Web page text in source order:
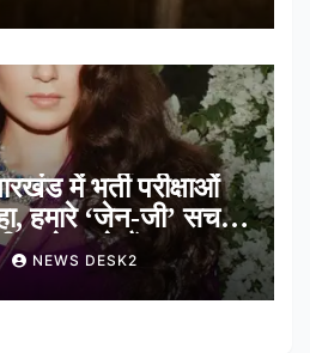
में भर्ती परीक्षाओं
हमारे ‘जेन-जी’ सच में
झेल रहे हैं
NEWS DESK2